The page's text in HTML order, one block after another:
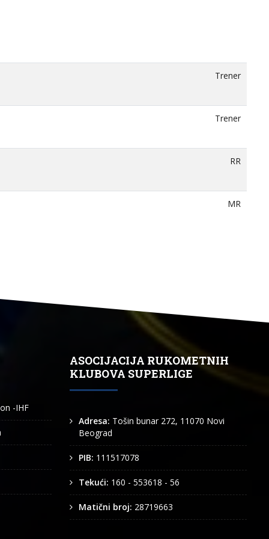
Trener
Trener
RR
MR
-IHF
ASOCIJACIJA RUKOMETNIH
KLUBOVA SUPERLIGE
Adresa: Tošin bunar 272, 11070 Novi
Beograd
PIB: 111517078
Tekući: 160 - 553618 - 56
Matični broj: 28719663